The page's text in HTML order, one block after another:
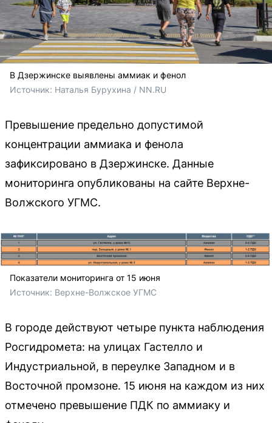
В Дзержинске выявлены аммиак и фенол
Источник: Наталья Бурухина / NN.RU
Превышение предельно допустимой
концентрации аммиака и фенола
зафиксировано в Дзержинске. Данные
мониторинга опубликованы на сайте Верхне-
Волжского УГМС.
Показатели мониторинга от 15 июня
Источник: Верхне-Волжское УГМС
В городе действуют четыре пункта наблюдения
Росгидромета: на улицах Гастелло и
Индустриальной, в переулке Западном и в
Восточной промзоне. 15 июня на каждом из них
отмечено превышение ПДК по аммиаку и